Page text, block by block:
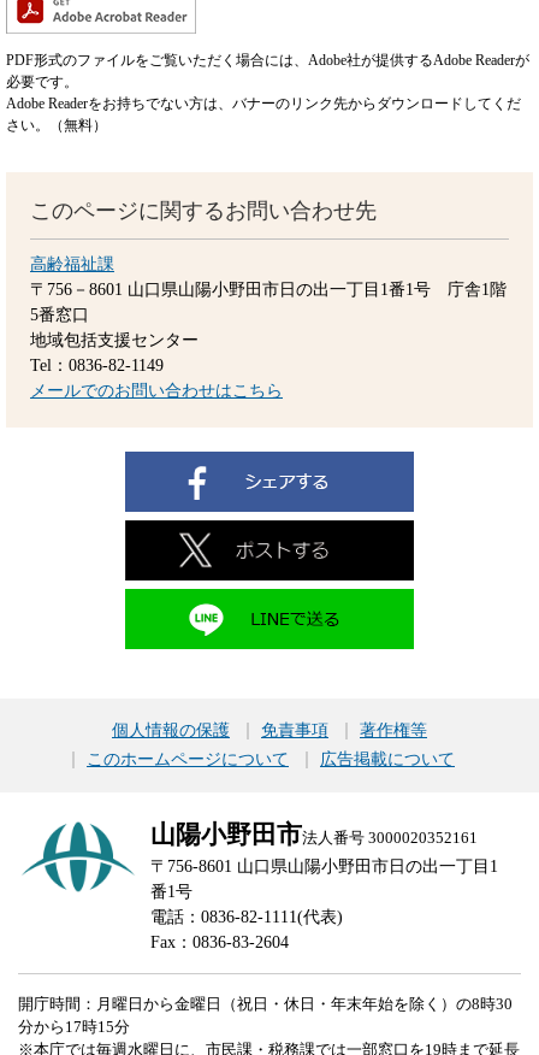
PDF形式のファイルをご覧いただく場合には、Adobe社が提供するAdobe Readerが
必要です。
Adobe Readerをお持ちでない方は、バナーのリンク先からダウンロードしてくだ
さい。（無料）
このページに関するお問い合わせ先
高齢福祉課
〒756－8601 山口県山陽小野田市日の出一丁目1番1号 庁舎1階
5番窓口
地域包括支援センター
Tel：0836-82-1149
メールでのお問い合わせはこちら
個人情報の保護 免責事項
著作権等
このホームページについて
広告掲載について
山陽小野田市法人番号 3000020352161
〒756-8601 山口県山陽小野田市日の出一丁目1
番1号
電話：0836-82-1111(代表)
Fax：0836-83-2604
開庁時間：月曜日から金曜日（祝日・休日・年末年始を除く）の8時30
分から17時15分
※本庁では毎週水曜日に、市民課・税務課では一部窓口を19時まで延長